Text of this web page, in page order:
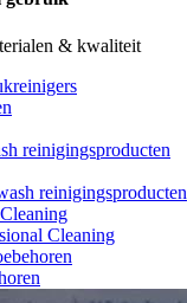
& kwaliteit
reinigingsproducten
reinigingsproducten
Cleaning